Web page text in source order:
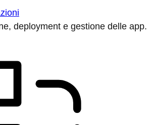
deployment e gestione delle app.